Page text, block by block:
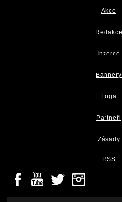
Akce
Redakce
Inzerce
Bannery
Loga
Partneři
Zásady
RSS